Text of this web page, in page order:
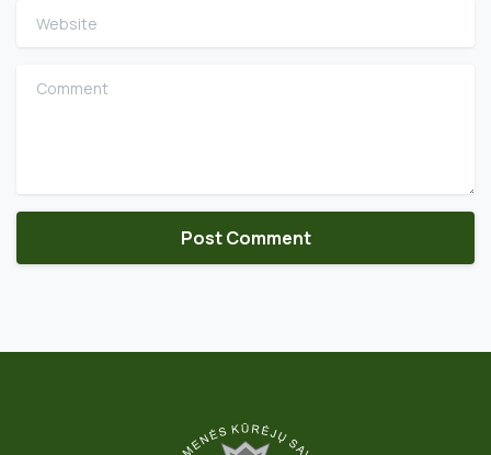
Website
Comment